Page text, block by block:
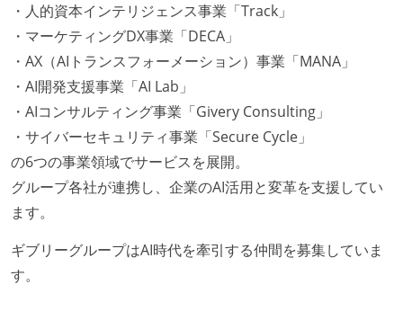
が在籍している
エンジニアが自発的に外部のイベントやカンファレン
スに登壇している
最新技術を追いかけるための社内勉強会が定期開催さ
れ、参加者が自主的に参加している
Slack等で、最新技術の良し悪しをメンバーがよく会話
している
開発メンバーの裁量
設計・実装から運用までを同じ開発チームが担い、フ
ロントエンド、バックエンド、インフラといった役割
・人的資本インテリジェンス事業「Track」
・マーケティングDX事業「DECA」
・AX（AIトランスフォーメーション）事業「MANA」
・AI開発支援事業「AI Lab」
・AIコンサルティング事業「Givery Consulting」
・サイバーセキュリティ事業「Secure Cycle」
の6つの事業領域でサービスを展開。
グループ各社が連携し、企業のAI活用と変革を支援してい
ます。
ギブリーグループはAI時代を牽引する仲間を募集していま
す。